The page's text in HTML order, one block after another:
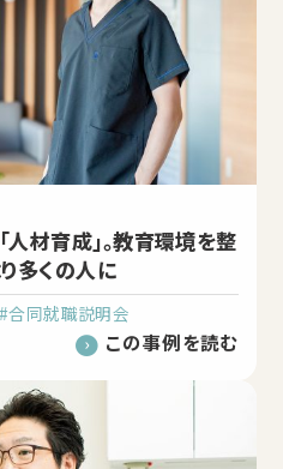
材育成」。教育環境を整
多くの人に
#合同就職説明会
この事例を読む